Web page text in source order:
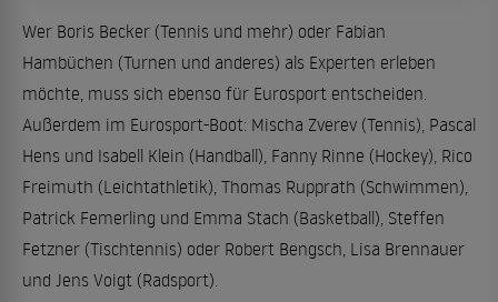
Wer Boris Becker (Tennis und mehr) oder Fabian
Hambüchen (Turnen und anderes) als Experten erleben
möchte, muss sich ebenso für Eurosport entscheiden.
Außerdem im Eurosport-Boot: Mischa Zverev (Tennis), Pascal
Hens und Isabell Klein (Handball), Fanny Rinne (Hockey), Rico
Freimuth (Leichtathletik), Thomas Rupprath (Schwimmen),
Patrick Femerling und Emma Stach (Basketball), Steffen
Fetzner (Tischtennis) oder Robert Bengsch, Lisa Brennauer
und Jens Voigt (Radsport).